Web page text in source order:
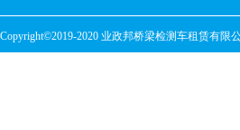
Copyright©2019-2020 业政邦桥梁检测车租赁有限